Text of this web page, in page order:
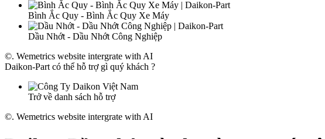
Bình Ắc Quy - Bình Ắc Quy Xe Máy
Dầu Nhớt - Dầu Nhớt Công Nghiệp
©. Wemetrics website intergrate with AI
Daikon-Part có thể hỗ trợ gì quý khách ?
Trở về danh sách hỗ trợ
©. Wemetrics website intergrate with AI